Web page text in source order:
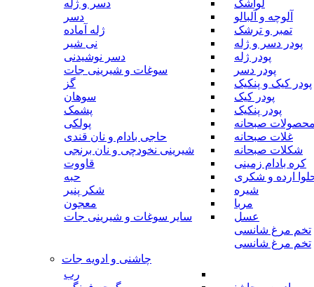
لواشک
آلوچه و آلبالو
تمبر و ترشک
پودر دسر و ژله
پودر ژله
پودر دسر
پودر کیک و پنکیک
پودر کیک
پودر پنکیک
محصولات صبحانه
غلات صبحانه
شکلات صبحانه
کره بادام زمینی
ارده و شکری
شیره
مربا
عسل
تخم مرغ شانسی
تخم مرغ شانسی
دسر و ژله
دسر
ژله آماده
نی شیر
دسر نوشیدنی
سوغات و شیرینی جات
گز
سوهان
پشمک
پولکی
حاجی بادام و نان قندی
شیرینی نخودچی و نان برنجی
قاووت
حبه
شکر پنیر
معجون
سایر سوغات و شیرینی جات
چاشنی و ادویه جات
رب